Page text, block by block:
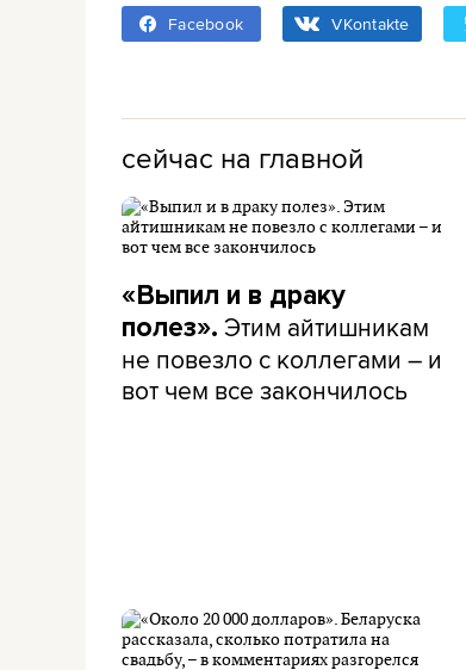
Facebook VKontakte
сейчас на главной
«Выпил и в драку
полез». Этим айтишникам
не повезло с коллегами – и
вот чем все закончилось